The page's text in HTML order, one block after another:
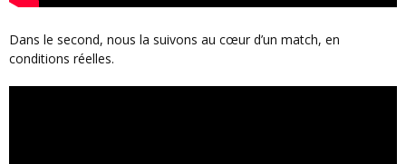
Dans le second, nous la suivons au cœur d’un match, en
conditions réelles.